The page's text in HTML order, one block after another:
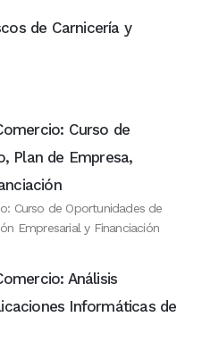
de Carnicería y
Curso de
Plan de Empresa,
Curso de Oportunidades de
Empresarial y Financiación
Análisis
Informáticas de